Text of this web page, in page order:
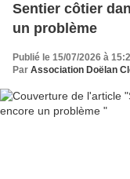
Sentier côtier
un problème
Publié le 15/07/2026 à
Par Association Doëlan